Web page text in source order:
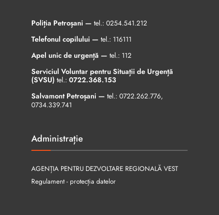
Poliția Petroșani — tel.: 0254.541.212
Telefonul copilului — tel.: 116111
Apel unic de urgență — tel.: 112
Serviciul Voluntar pentru Situații de Urgență
(SVSU) tel.: 0722.368.153
Salvamont Petroșani — tel.: 0722.262.776,
0734.339.741
Administrație
AGENȚIA PENTRU DEZVOLTARE REGIONALĂ VEST
Regulament - protecția datelor